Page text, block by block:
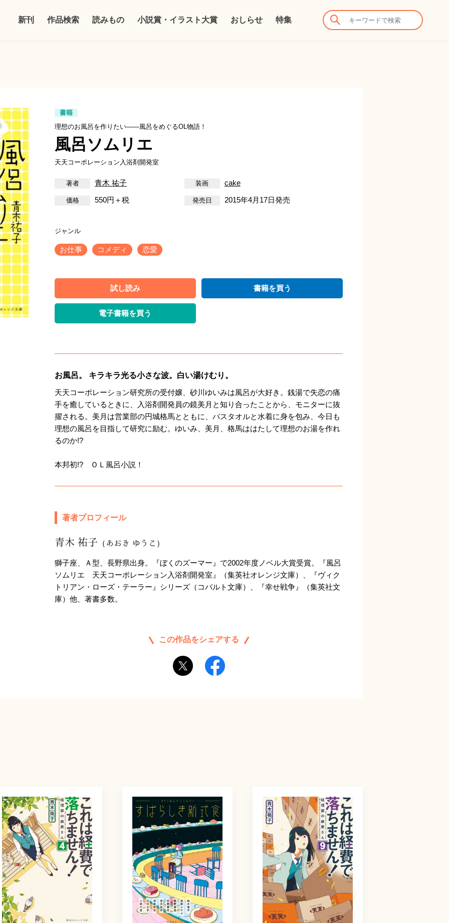
新刊 作品検索 読みもの 小説賞・イラスト大賞 おしらせ 特集
書籍
理想のお風呂を作りたい――風呂をめぐるOL物語！
風呂ソムリエ
天天コーポレーション入浴剤開発室
青木 祐子
cake
550円＋税
2015年4月17日発売
お仕事 コメディ 恋愛
試し読み 書籍を買う
電子書籍を買う
お風呂。 キラキラ光る小さな波。白い湯けむり。
天天コーポレーション研究所の受付嬢、砂川ゆいみは風呂が大好き。銭湯で失恋の痛
手を癒しているときに、入浴剤開発員の鏡美月と知り合ったことから、モニターに抜
擢される。美月は営業部の円城格馬とともに、バスタオルと水着に身を包み、今日も
理想の風呂を目指して研究に励む。ゆいみ、美月、格馬ははたして理想のお湯を作れ
るのか!?
本邦初!? ＯＬ風呂小説！
著者プロフィール
青木 祐子 （あおき ゆうこ）
獅子座、Ａ型、長野県出身。『ぼくのズーマー』で2002年度ノベル大賞受賞。『風呂
ソムリエ 天天コーポレーション入浴剤開発室』（集英社オレンジ文庫）、『ヴィク
トリアン・ローズ・テーラー』シリーズ（コバルト文庫）、『幸せ戦争』（集英社文
庫）他、著書多数。
この作品をシェアする